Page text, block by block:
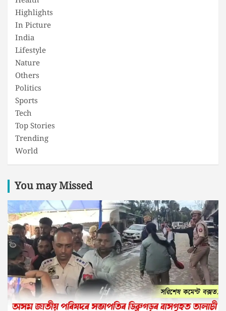
Highlights
In Picture
India
Lifestyle
Nature
Others
Politics
Sports
Tech
Top Stories
Trending
World
You may Missed